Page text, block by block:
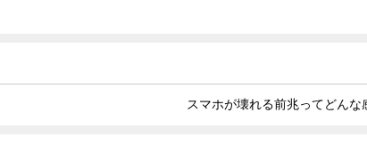
スマホが壊れる前兆ってどんな